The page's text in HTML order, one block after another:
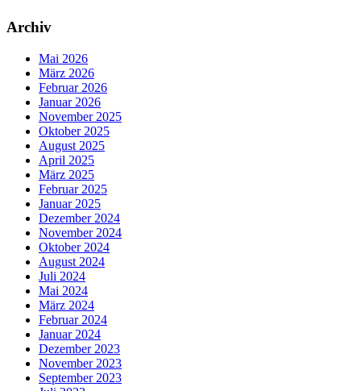
Archiv
Mai 2026
März 2026
Februar 2026
Januar 2026
November 2025
Oktober 2025
August 2025
April 2025
März 2025
Februar 2025
Januar 2025
Dezember 2024
November 2024
Oktober 2024
August 2024
Juli 2024
Mai 2024
März 2024
Februar 2024
Januar 2024
Dezember 2023
November 2023
September 2023